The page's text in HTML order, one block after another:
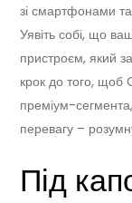
зі смартфонами
Уявіть собі, що
пристроєм, який
крок до того, щоб
преміум-
перевагу –
Під